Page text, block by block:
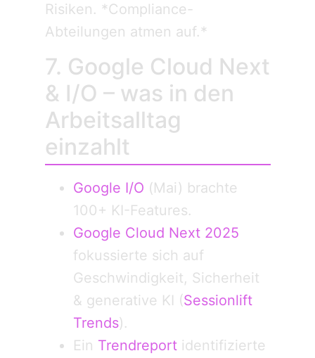
Risiken. *Compliance-
Abteilungen atmen auf.*
7. Google Cloud Next
& I/O – was in den
Arbeitsalltag
einzahlt
Google I/O (Mai) brachte
100+ KI-Features.
Google Cloud Next 2025
fokussierte sich auf
Geschwindigkeit, Sicherheit
& generative KI (Sessionlift
Trends).
Ein Trendreportidentifizierte